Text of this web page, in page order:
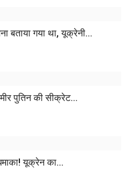
बताया गया था, यूक्रेनी...
पुत‍िन की सीक्रेट...
यूक्रेन का...